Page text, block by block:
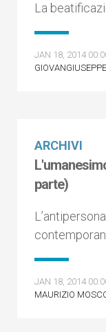
La
JAN 18, 2014
ARCHIVI
parte)
JAN 18, 2014
MAURIZIO